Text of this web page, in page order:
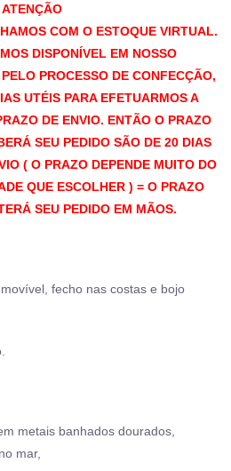
ATENÇÃO
COM O ESTOQUE VIRTUAL.
DISPONÍVEL EM NOSSO
PROCESSO DE CONFECÇÃO,
UTÉIS PARA EFETUARMOS A
DE ENVIO. ENTÃO O PRAZO
SEU PEDIDO SÃO DE 20 DIAS
( O PRAZO DEPENDE MUITO DO
QUE ESCOLHER ) = O PRAZO
SEU PEDIDO EM MÃOS.
fecho nas costas e bojo
metais banhados dourados,
mar,